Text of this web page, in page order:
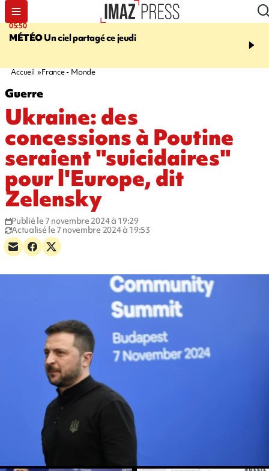
05:50
MÉTÉOUn ciel partagé ce jeudi
08:13
La
Accueil France - Monde
Guerre
Ukraine: des
concessions à Poutine
seraient "suicidaires"
pour l'Europe, dit
Zelensky
Publié le 7 novembre 2024 à 19:29
Actualisé le 7 novembre 2024 à 19:53